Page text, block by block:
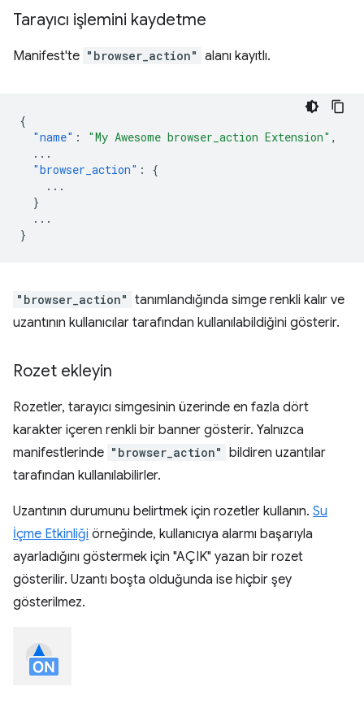
Tarayıcı işlemini kaydetme
Manifest'te "browser_action" alanı kayıtlı.
{
"name" : "My Awesome browser_action Extension" ,
...
"browser_action" :
{
...
}
...
}
"browser_action" tanımlandığında simge renkli kalır ve
uzantının kullanıcılar tarafından kullanılabildiğini gösterir.
Rozet ekleyin
Rozetler, tarayıcı simgesinin üzerinde en fazla dört
karakter içeren renkli bir banner gösterir. Yalnızca
manifestlerinde "browser_action" bildiren uzantılar
tarafından kullanılabilirler.
Uzantının durumunu belirtmek için rozetler kullanın. Su
İçme Etkinliği örneğinde, kullanıcıya alarmı başarıyla
ayarladığını göstermek için "AÇIK" yazan bir rozet
gösterilir. Uzantı boşta olduğunda ise hiçbir şey
gösterilmez.